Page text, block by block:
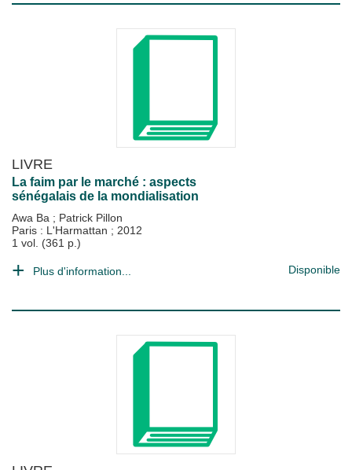
LIVRE
La faim par le marché : aspects
sénégalais de la mondialisation
Awa Ba ; Patrick Pillon
Paris : L'Harmattan ; 2012
1 vol. (361 p.)
Plus d'information... Disponible